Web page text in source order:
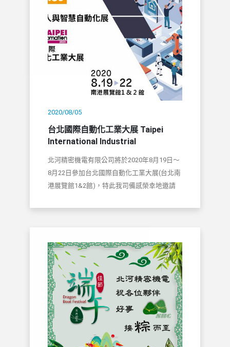
2020/08/05
台北國際自動化工業大展 Taipei
International Industrial
北河精密機電有限公司將於2020年8月19日～
8月22日參加台北國際自動化工業大展(台北南
港展覽館1&2館)，特此我司備感榮幸地邀請